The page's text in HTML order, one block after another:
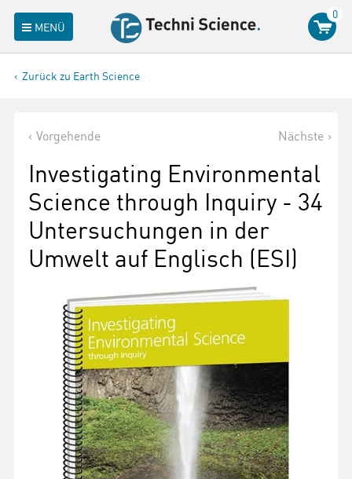
MENÜ
0
Zurück zu Earth Science
Vorgehende Nächste
Investigating Environmental
Science through Inquiry - 34
Untersuchungen in der
Umwelt auf Englisch (ESI)